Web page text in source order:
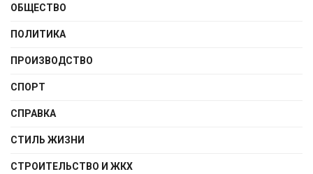
ОБЩЕСТВО
ПОЛИТИКА
ПРОИЗВОДСТВО
СПОРТ
СПРАВКА
СТИЛЬ ЖИЗНИ
СТРОИТЕЛЬСТВО И ЖКХ